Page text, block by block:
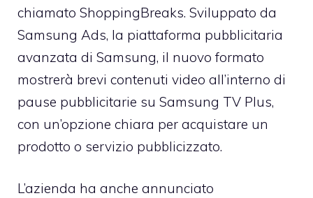
chiamato ShoppingBreaks. Sviluppato da
Samsung Ads, la piattaforma pubblicitaria
avanzata di Samsung, il nuovo formato
mostrerà brevi contenuti video all’interno di
pause pubblicitarie su Samsung TV Plus,
con un’opzione chiara per acquistare un
prodotto o servizio pubblicizzato.
L’azienda ha anche annunciato